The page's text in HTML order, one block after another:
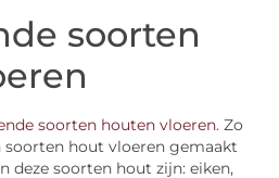
soorten
soorten houten vloeren. Zo
soorten hout vloeren gemaakt
deze soorten hout zijn: eiken,